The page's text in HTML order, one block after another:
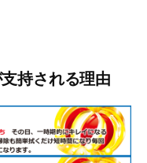
持される理由